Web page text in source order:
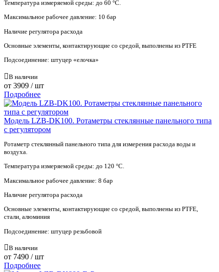
Температура измеряемой среды: до 60 °С.
Максимальное рабочее давление: 10 бар
Наличие регулятора расхода
Основные элементы, контактирующие со средой, выполнены из PTFE
Подсоединение: штуцер «елочка»
В наличии
от 3909 / шт
Подробнее
Модель LZB-DK100. Ротаметры стеклянные панельного типа
с регулятором
Ротаметр стеклянный панельного типа для измерения расхода воды и
воздуха.
Температура измеряемой среды: до 120 °С.
Максимальное рабочее давление: 8 бар
Наличие регулятора расхода
Основные элементы, контактирующие со средой, выполнены из PTFE,
стали, алюминия
Подсоединение: штуцер резьбовой
В наличии
от 7490 / шт
Подробнее